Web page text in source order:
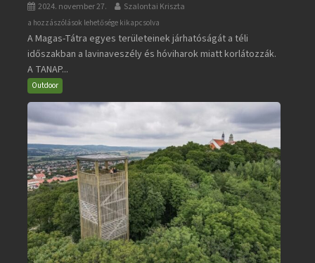
2024. november 27. Szalontai Kriszta
A
Magas-
Tátra
járható
turistaútjai
bejegyzéshez
a hozzászólások lehetősége kikapcsolva
A Magas-Tátra egyes területeinek járhatóságát a téli
időszakban a lavinaveszély és hóviharok miatt korlátozzák.
A TANAP...
Outdoor